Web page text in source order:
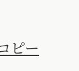
ピー